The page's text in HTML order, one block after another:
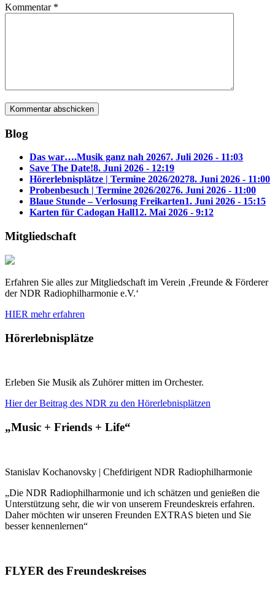
Kommentar *
Blog
Das war….Musik ganz nah 20267. Juli 2026 - 11:03
Save The Date!8. Juni 2026 - 12:19
Hörerlebnisplätze | Termine 2026/20278. Juni 2026 - 11:00
Probenbesuch | Termine 2026/20276. Juni 2026 - 11:00
Blaue Stunde – Verlosung Freikarten1. Juni 2026 - 15:15
Karten für Cadogan Hall12. Mai 2026 - 9:12
Mitgliedschaft
Erfahren Sie alles zur Mitgliedschaft im Verein ‚Freunde & Förderer
der NDR Radiophilharmonie e.V.‘
HIER mehr erfahren
Hörerlebnisplätze
Erleben Sie Musik als Zuhörer mitten im Orchester.
Hier der Beitrag des NDR zu den Hörerlebnisplätzen
„Music + Friends + Life“
Stanislav Kochanovsky | Chefdirigent NDR Radiophilharmonie
„Die NDR Radiophilharmonie und ich schätzen und genießen die
Unterstützung sehr, die wir von unserem Freundeskreis erfahren.
Daher möchten wir unseren Freunden EXTRAS bieten und Sie
besser kennenlernen“
FLYER des Freundeskreises